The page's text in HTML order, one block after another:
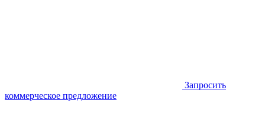
Запросить
коммерческое предложение